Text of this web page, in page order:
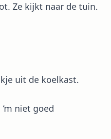
Ze kijkt naar de tuin.
uit de koelkast.
niet goed